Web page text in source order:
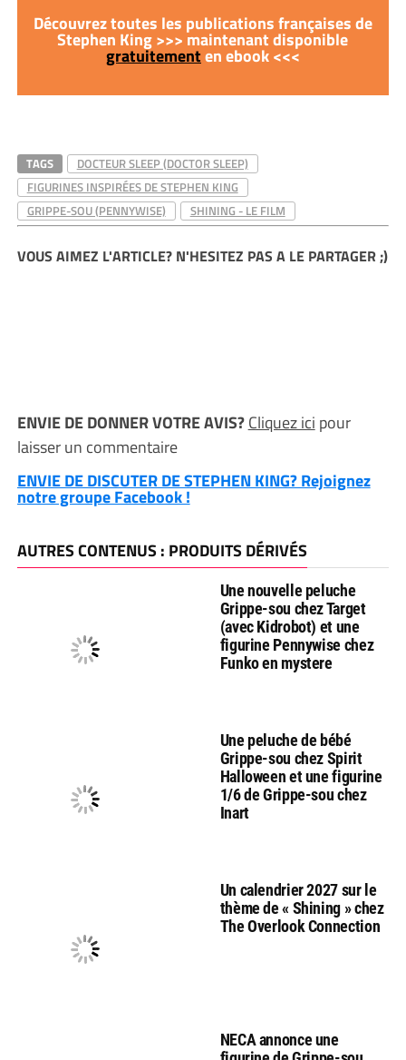
Découvrez toutes les publications françaises de
Stephen King >>> maintenant disponible
gratuitementen ebook <<<
TAGS
DOCTEUR SLEEP (DOCTOR SLEEP)
FIGURINES INSPIRÉES DE STEPHEN KING
GRIPPE-SOU (PENNYWISE)
SHINING - LE FILM
VOUS AIMEZ L'ARTICLE? N'HESITEZ PAS A LE PARTAGER ;)
ENVIE DE DONNER VOTRE AVIS?Cliquez ici pour
laisser un commentaire
ENVIE DE DISCUTER DE STEPHEN KING? Rejoignez
notre groupe Facebook !
AUTRES CONTENUS : PRODUITS DÉRIVÉS
Une nouvelle peluche
Grippe-sou chez Target
(avec Kidrobot) et une
figurine Pennywise chez
Funko en mystere
Une peluche de bébé
Grippe-sou chez Spirit
Halloween et une figurine
1/6 de Grippe-sou chez
Inart
Un calendrier 2027 sur le
thème de « Shining » chez
The Overlook Connection
NECA annonce une